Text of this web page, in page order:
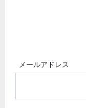
メールアドレス